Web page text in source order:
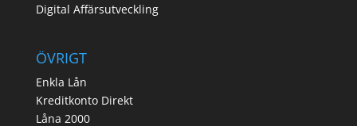
Digital Affärsutveckling
ÖVRIGT
Enkla Lån
Kreditkonto Direkt
Låna 2000